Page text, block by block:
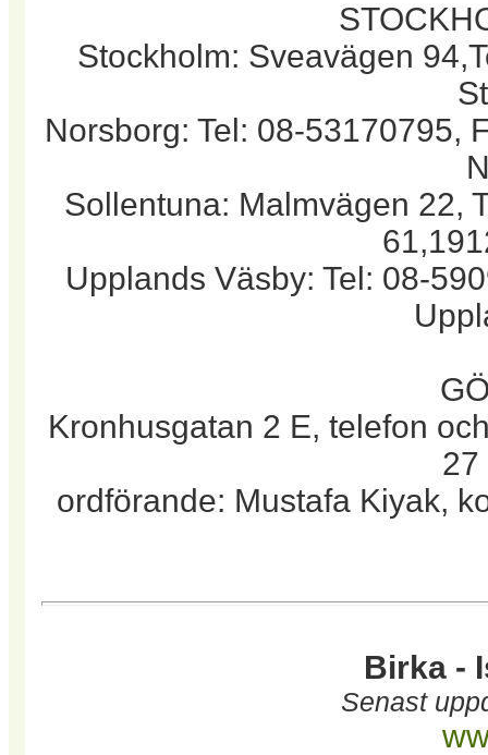
Stockholm: Sveavägen
Norsborg: Tel: 08-53170795,
Sollentuna: Malmvägen 22,
Upplands Väsby: Tel: 08-
Kronhusgatan 2 E, telefon
27
ordförande: Mustafa Kiyak,
Birka -
Senast